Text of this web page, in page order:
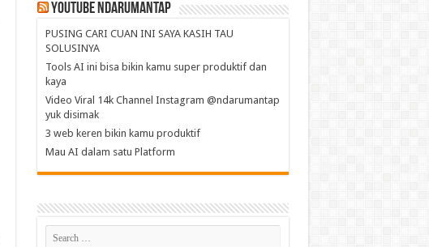
Youtube NdaruMantap
PUSING CARI CUAN INI SAYA KASIH TAU
SOLUSINYA
Tools AI ini bisa bikin kamu super produktif dan
kaya
Video Viral 14k Channel Instagram @ndarumantap
yuk disimak
3 web keren bikin kamu produktif
Mau AI dalam satu Platform